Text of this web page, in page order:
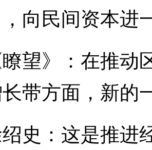
向民间资本进
》：在推动
带方面，新的
：这是推进